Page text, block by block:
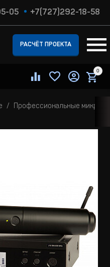
05 +7(727)292-18-58
РАСЧЁТ ПРОЕКТА
0
Профессиональные